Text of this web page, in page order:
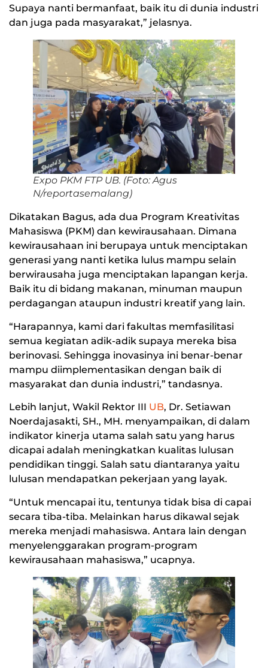
Supaya nanti bermanfaat, baik itu di dunia industri
dan juga pada masyarakat,” jelasnya.
Expo PKM FTP UB. (Foto: Agus
N/reportasemalang)
Dikatakan Bagus, ada dua Program Kreativitas
Mahasiswa (PKM) dan kewirausahaan. Dimana
kewirausahaan ini berupaya untuk menciptakan
generasi yang nanti ketika lulus mampu selain
berwirausaha juga menciptakan lapangan kerja.
Baik itu di bidang makanan, minuman maupun
perdagangan ataupun industri kreatif yang lain.
“Harapannya, kami dari fakultas memfasilitasi
semua kegiatan adik-adik supaya mereka bisa
berinovasi. Sehingga inovasinya ini benar-benar
mampu diimplementasikan dengan baik di
masyarakat dan dunia industri,” tandasnya.
Lebih lanjut, Wakil Rektor III UB, Dr. Setiawan
Noerdajasakti, SH., MH. menyampaikan, di dalam
indikator kinerja utama salah satu yang harus
dicapai adalah meningkatkan kualitas lulusan
pendidikan tinggi. Salah satu diantaranya yaitu
lulusan mendapatkan pekerjaan yang layak.
“Untuk mencapai itu, tentunya tidak bisa di capai
secara tiba-tiba. Melainkan harus dikawal sejak
mereka menjadi mahasiswa. Antara lain dengan
menyelenggarakan program-program
kewirausahaan mahasiswa,” ucapnya.